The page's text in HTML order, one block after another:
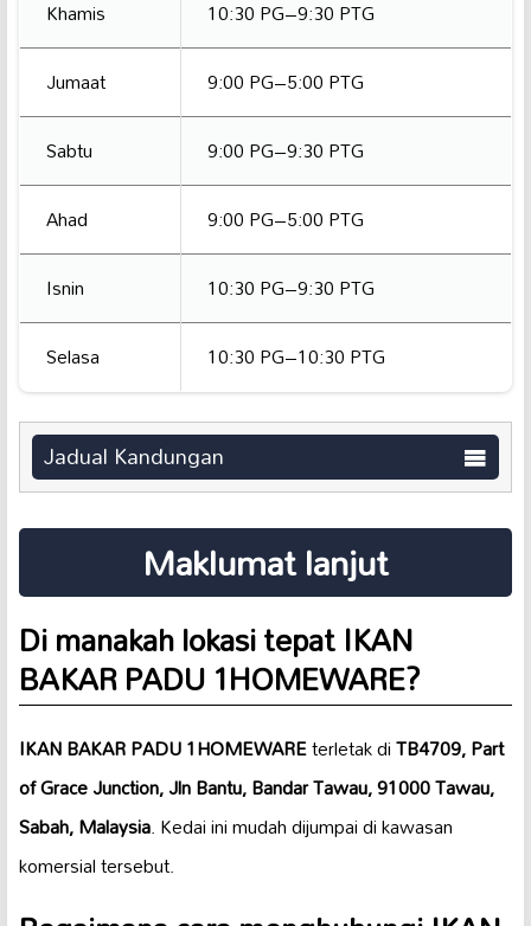
Khamis
10:30 PG–9:30 PTG
Jumaat
9:00 PG–5:00 PTG
Sabtu
9:00 PG–9:30 PTG
Ahad
9:00 PG–5:00 PTG
Isnin
10:30 PG–9:30 PTG
Selasa
10:30 PG–10:30 PTG
Jadual Kandungan
Maklumat lanjut
Di manakah lokasi tepat IKAN
BAKAR PADU 1HOMEWARE?
IKAN BAKAR PADU 1HOMEWAREterletak diTB4709, Part
of Grace Junction, Jln Bantu, Bandar Tawau, 91000 Tawau,
Sabah, Malaysia. Kedai ini mudah dijumpai di kawasan
komersial tersebut.